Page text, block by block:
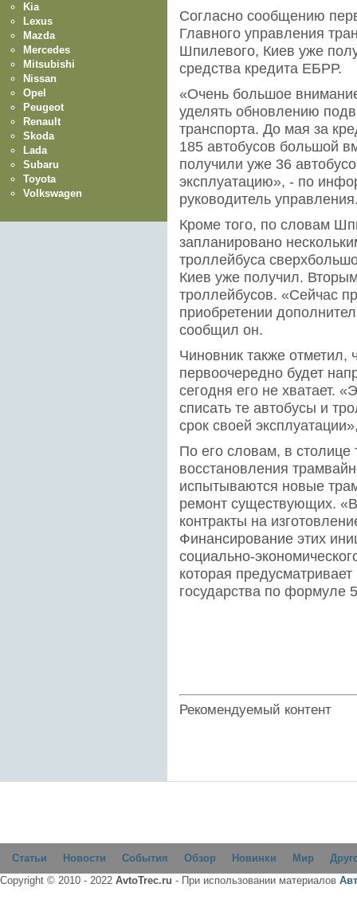
Согласно сообщению
Главного управления
Шпилевого, Киев уже
средства кредита ЕБРР.
«Очень большое
уделять обновлению
транспорта. До мая за
185 автобусов большой
получили уже 36
эксплуатацию», - по
руководитель
Кроме того, по словам
запланировано
троллейбуса
Киев уже получил.
троллейбусов. «Сейчас
приобретении
сообщил он.
Чиновник также отметил,
первоочередно будет
сегодня его не хватает.
списать те автобусы и
срок своей
По его словам, в столице
восстановления
испытываются новые
ремонт существующих.
контракты на
Финансирование этих
социально-
которая
государства по формуле
Рекомендуемый контент
Kia
Lexus
Mazda
Mercedes
Mitsubishi
Nissan
Opel
Peugeot
Renault
Skoda
Lada
Subaru
Toyota
Volkswagen
Статьи Новости События Обзор Новинки Мир
Copyright © 2010 - 2022 AvtoTrec.ru - При использовании материалов